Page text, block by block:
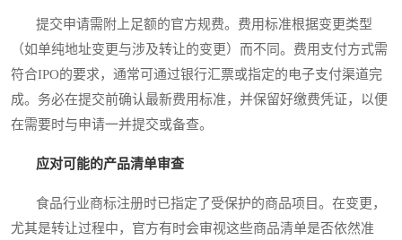
提交申请需附上足额的官方规费。费用标准根据变更类型
（如单纯地址变更与涉及转让的变更）而不同。费用支付方式需
符合IPO的要求，通常可通过银行汇票或指定的电子支付渠道完
成。务必在提交前确认最新费用标准，并保留好缴费凭证，以便
在需要时与申请一并提交或备查。
应对可能的产品清单审查
食品行业商标注册时已指定了受保护的商品项目。在变更，
尤其是转让过程中，官方有时会审视这些商品清单是否依然准